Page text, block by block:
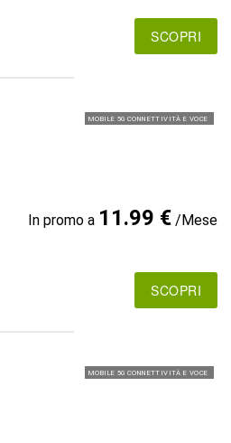
SCOPRI
MOBILE 5G CONNETTIVITÀ E VOCE
In promo a 11.99 €/Mese
SCOPRI
MOBILE 5G CONNETTIVITÀ E VOCE